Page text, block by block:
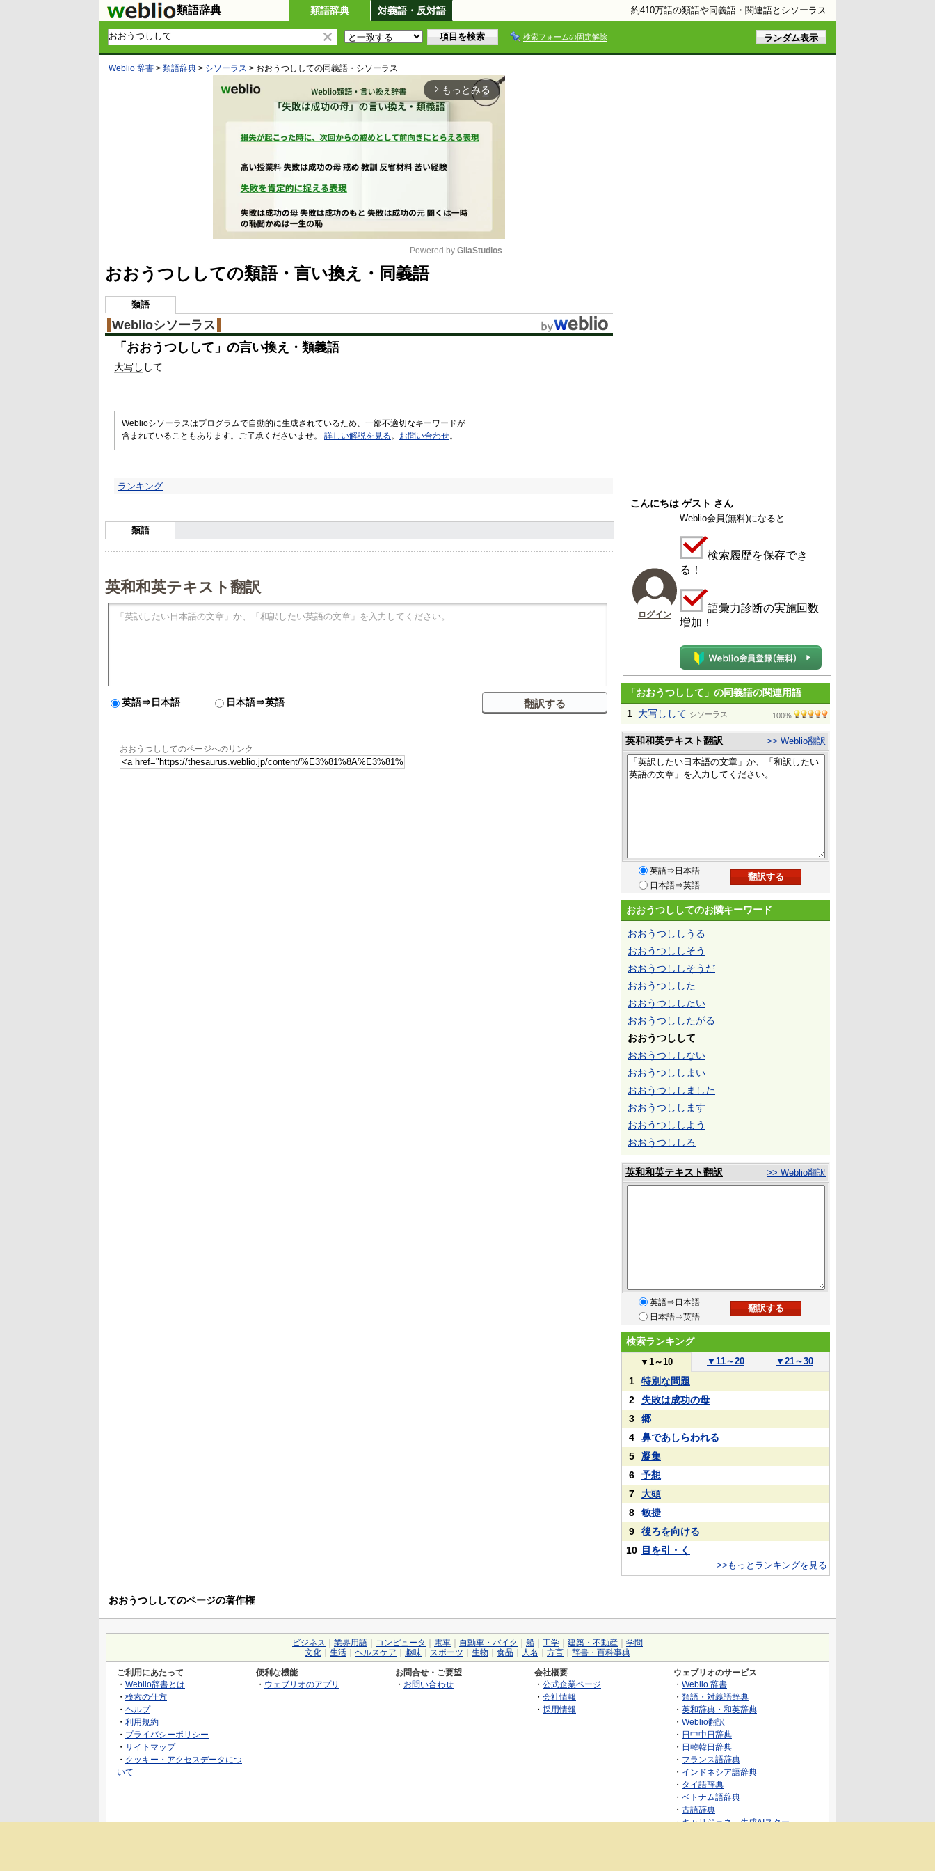
類語辞典 類語辞典 対義語・反対語 約410万語の類語や同義語・関連語とシソーラス
検索フォームの固定解除
Weblio 辞書 > 類語辞典 > シソーラス > おおうつししての同義語・シソーラス
arrow_forward_ios もっとみる
Powered by GliaStudios
おおうつししての類語・言い換え・同義語
類語
Weblioシソーラス
「 おおうつしして 」の言い換え・類義語
大写し して
Weblioシソーラスはプログラムで自動的に生成されているため、一部不適切なキーワードが
含まれていることもあります。ご了承くださいませ。 詳しい解説を見る 。 お問い合わせ。
ランキング
類語
英和和英テキスト翻訳
英語⇒日本語 日本語⇒英語
おおうつししてのページへのリンク
こんにちは ゲスト さん
ログイン
Weblio会員(無料)になると
検索履歴を保存でき
る！
語彙力診断の実施回数
増加！
「おおうつしして」の同義語の関連用語
1 大写しして シソーラス 100%
英和和英テキスト翻訳 >> Weblio翻訳
英語⇒日本語
日本語⇒英語
おおうつししてのお隣キーワード
おおうつししうる
おおうつししそう
おおうつししそうだ
おおうつしした
おおうつししたい
おおうつししたがる
おおうつしして
おおうつししない
おおうつししまい
おおうつししました
おおうつしします
おおうつししよう
おおうつししろ
英和和英テキスト翻訳 >> Weblio翻訳
英語⇒日本語
日本語⇒英語
検索ランキング
▼ 1～10 ▼ 11～20 ▼ 21～30
1
特別な問題
2
失敗は成功の母
3
郷
4
鼻であしらわれる
5
凝集
6
予想
7
大頭
8
敏捷
9
後ろを向ける
10 目を引・く
>>もっとランキングを見る
おおうつししてのページの著作権
ビジネス 業界用語 コンピュータ 電車 自動車・バイク 船 工学 建築・不動産
学問
文化
生活 ヘルスケア 趣味 スポーツ 生物 食品 人名 方言 辞書・百科事典
ご利用にあたって
・ Weblio辞書とは
・ 検索の仕方
・ ヘルプ
・ 利用規約
・ プライバシーポリシー
・ サイトマップ
・ クッキー・アクセスデータにつ
いて
便利な機能
・ ウェブリオのアプリ
お問合せ・ご要望
・ お問い合わせ
会社概要
・ 公式企業ページ
・ 会社情報
・ 採用情報
ウェブリオのサービス
・ Weblio 辞書
・ 類語・対義語辞典
・ 英和辞典・和英辞典
・ Weblio翻訳
・ 日中中日辞典
・ 日韓韓日辞典
・ フランス語辞典
・ インドネシア語辞典
・ タイ語辞典
・ ベトナム語辞典
・ 古語辞典
・キャリジェネ～生成AIスクー